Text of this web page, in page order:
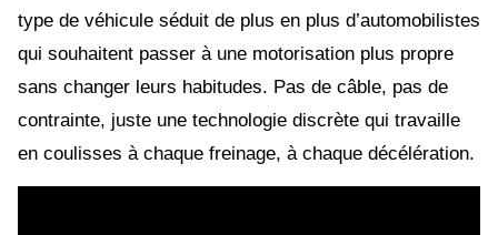
type de véhicule séduit de plus en plus d’automobilistes
qui souhaitent passer à une motorisation plus propre
sans changer leurs habitudes. Pas de câble, pas de
contrainte, juste une technologie discrète qui travaille
en coulisses à chaque freinage, à chaque décélération.